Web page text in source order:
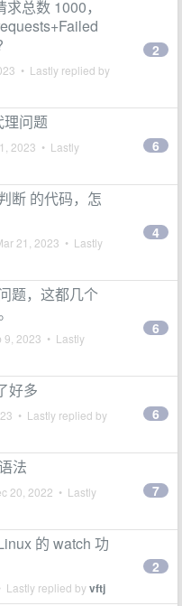
总数 1000，
• Lastly replied by
2
理问题
2023 • Lastly
6
断 的代码，怎
21, 2023 • Lastly
4
题，这都几个
9, 2023 • Lastly
6
好多
• Lastly replied by 6
法
20, 2022 • Lastly
7
的 watch 功
Lastly replied byvftj
2